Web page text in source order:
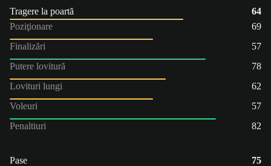
Tragere la poartă
64
Poziţionare
69
Finalizări
57
Putere lovitură
78
Lovituri lungi
62
Voleuri
57
Penaltiuri
82
Pase
75